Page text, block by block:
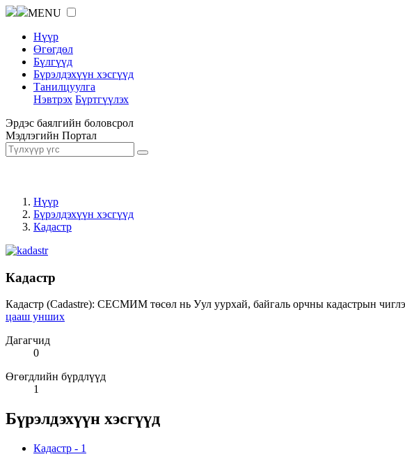
MENU
Нүүр
Өгөгдөл
Бүлгүүд
Бүрэлдэхүүн хэсгүүд
Танилцуулга
Нэвтрэх Бүртгүүлэх
Эрдэс баялгийн боловсрол
Мэдлэгийн Портал
Нүүр
Бүрэлдэхүүн хэсгүүд
Кадастр
Кадастр
Кадастр (Cadastre): СЕСМИМ төсөл нь Уул уурхай, байгаль орчны кадастрын
цааш унших
Дагагчид
0
Өгөгдлийн бүрдлүүд
1
Бүрэлдэхүүн хэсгүүд
Кадастр - 1